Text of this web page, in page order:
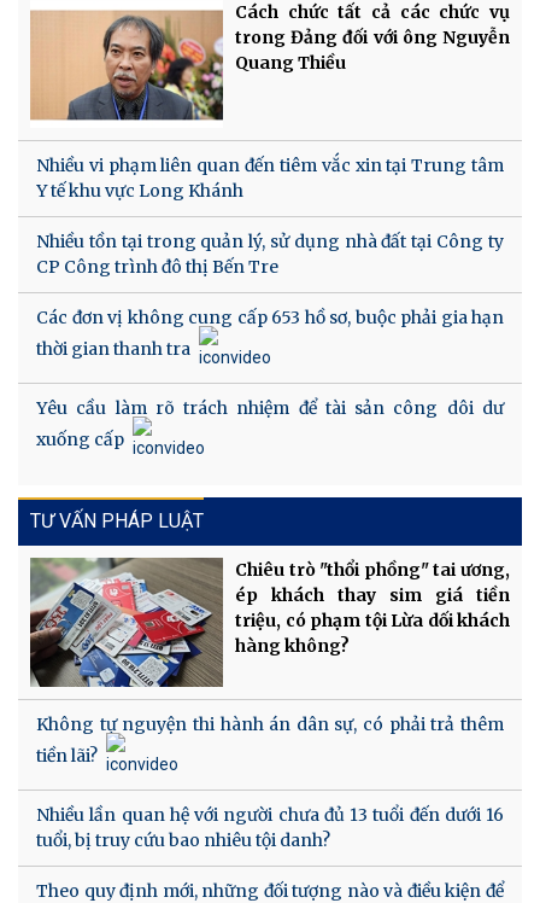
Cách chức tất cả các chức vụ
trong Đảng đối với ông Nguyễn
Quang Thiều
Nhiều vi phạm liên quan đến tiêm vắc xin tại Trung tâm
Y tế khu vực Long Khánh
Nhiều tồn tại trong quản lý, sử dụng nhà đất tại Công ty
CP Công trình đô thị Bến Tre
Các đơn vị không cung cấp 653 hồ sơ, buộc phải gia hạn
thời gian thanh tra
Yêu cầu làm rõ trách nhiệm để tài sản công dôi dư
xuống cấp
TƯ VẤN PHÁP LUẬT
Chiêu trò "thổi phồng" tai ương,
ép khách thay sim giá tiền
triệu, có phạm tội Lừa dối khách
hàng không?
Không tự nguyện thi hành án dân sự, có phải trả thêm
tiền lãi?
Nhiều lần quan hệ với người chưa đủ 13 tuổi đến dưới 16
tuổi, bị truy cứu bao nhiêu tội danh?
Theo quy định mới, những đối tượng nào và điều kiện để